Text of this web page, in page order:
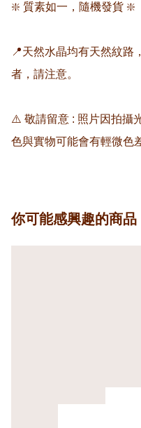
❇️ 質素如一，隨機發貨 ❇️
📍天然水晶均有天然紋路
者，請注意。
⚠️ 敬請留意 : 照片因拍攝
色與實物可能會有輕微色
你可能感興趣的商品